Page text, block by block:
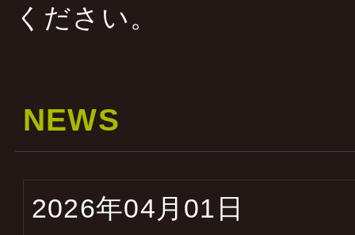
ください。
NEWS
2026年04月01日